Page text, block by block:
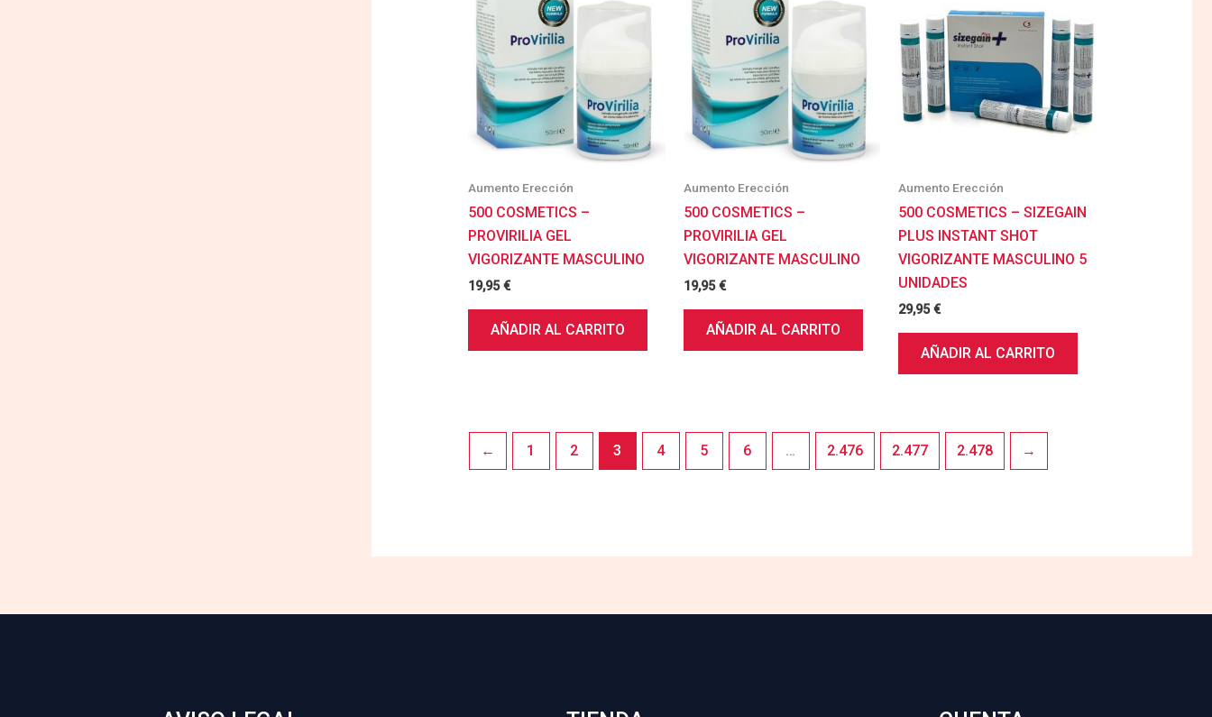
Aumento Erección
500 COSMETICS –
PROVIRILIA GEL
VIGORIZANTE MASCULINO
19,95€
AÑADIR AL CARRITO
Aumento Erección
500 COSMETICS –
PROVIRILIA GEL
VIGORIZANTE MASCULINO
19,95€
AÑADIR AL CARRITO
Aumento Erección
500 COSMETICS – SIZEGAIN
PLUS INSTANT SHOT
VIGORIZANTE MASCULINO 5
UNIDADES
29,95€
AÑADIR AL CARRITO
← 1 2 3 4 5 6 … 2.476 2.477 2.478 →